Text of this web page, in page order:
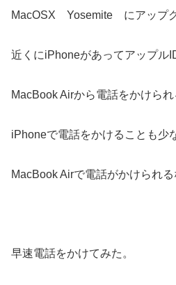
MacOSX Yosemite にアップ
近くにiPhoneがあってアップル
MacBook Airから電話をかけられ
iPhoneで電話をかけることも少
MacBook Airで電話がかけられる
早速電話をかけてみた。